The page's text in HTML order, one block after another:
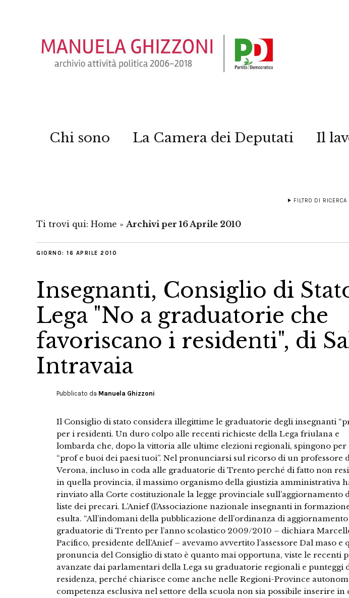
Chi sono La Camera dei Deputati Il
FILTRO DI RICERCA
Ti trovi qui: Home » Archivi per 16 Aprile 2010
GIORNO: 16 APRILE 2010
Insegnanti, Consiglio di
Lega "No a graduatorie che
favoriscano i residenti", di
Intravaia
Pubblicato da Manuela Ghizzoni
Il Consiglio di stato considera illegittime le graduatorie degli insegnanti
per i residenti. Un duro colpo alle recenti richieste della Lega friulana e
lombarda che, dopo la vittoria alle ultime elezioni regionali, spingono per
“prof e buoi dei paesi tuoi”. Nel pronunciarsi sul ricorso di un professore
Verona, incluso in coda alle graduatorie di Trento perché di fatto non
in quella provincia, il massimo organismo della giustizia amministrativa
rinviato alla Corte costituzionale la legge provinciale sull’aggiornamento
liste dei precari. L’Anief (l’Associazione nazionale insegnanti in
esulta. “All’indomani della pubblicazione dell’ordinanza di
graduatorie di Trento per l’anno scolastico 2009/2010 – dichiara
Pacifico, presidente dell’Anief – avevamo avvertito l’assessore Dal maso e
pronuncia del Consiglio di stato è quanto mai opportuna, viste le recenti
avanzate dai parlamentari della Lega su graduatorie regionali e punteggi
residenza, perché chiarisce come anche nelle Regioni-Province
competenza esclusiva nel settore della scuola non sia possibile inserire in